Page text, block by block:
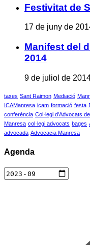
Festivitat de
17 de juny de
Manifest del
2014
9 de juliol de
taxes Sant Raimon Mediació
ICAManresa icam formació festa
conferència Col·legi d'Advocats
Manresa col·legi advocats bages
advocada Advocacia Manresa
Agenda